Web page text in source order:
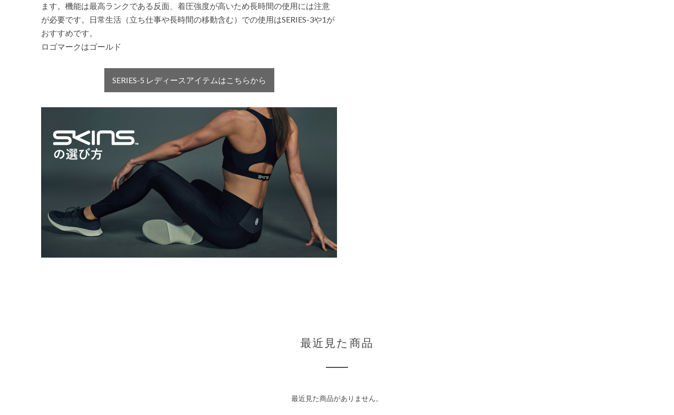
ます。機能は最高ランクである反面、着圧強度が高いため長時間の使用には注意
が必要です。日常生活（立ち仕事や長時間の移動含む）での使用はSERIES-3や1が
おすすめです。
ロゴマークはゴールド
SERIES-5 レディースアイテムはこちらから
最近見た商品
最近見た商品がありません。